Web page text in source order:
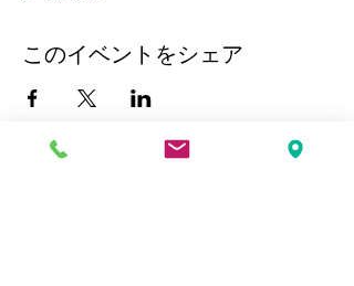
このイベントをシェア